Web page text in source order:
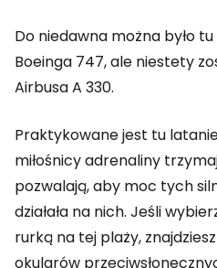
Do niedawna można było
Boeinga 747, ale niestety
Airbusa A 330.
Praktykowane jest tu
miłośnicy adrenaliny
pozwalają, aby moc tych
działała na nich. Jeśli
rurką na tej plaży,
okularów